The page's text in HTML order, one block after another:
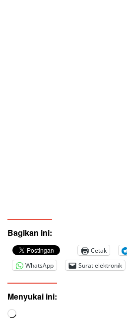
Bagikan ini:
Cetak
WhatsApp
Surat elektronik
Menyukai ini:
Memuat...